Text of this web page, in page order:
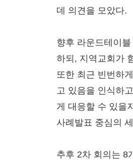
데 의견을 모았다.
향후 라운드테이
하되, 지역교회가
또한 최근 빈번하
고 있음을 인식하
게 대응할 수 있을
사례발표 중심의
추후 2차 회의는 8